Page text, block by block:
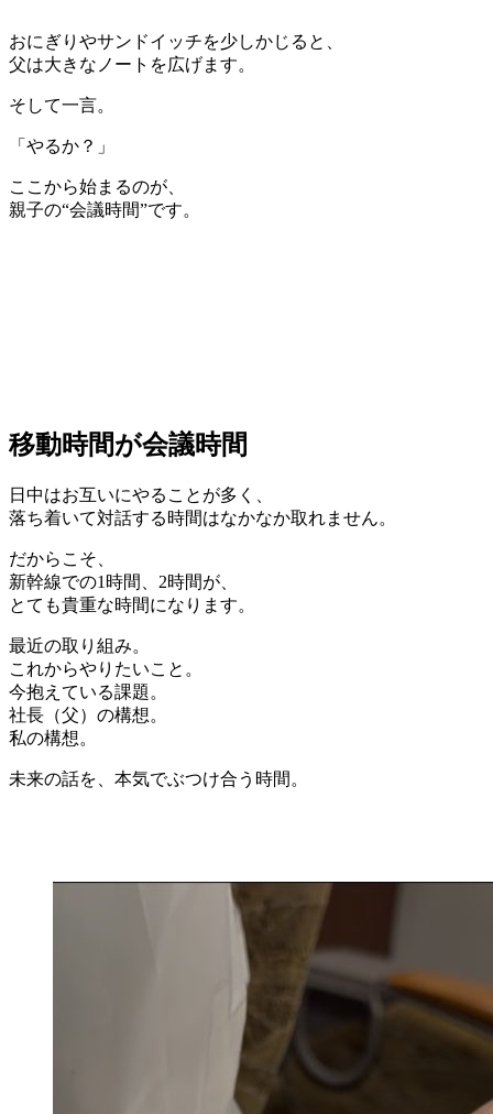
おにぎりやサンドイッチを少しかじると、
父は大きなノートを広げます。
そして一言。
「やるか？」
ここから始まるのが、
親子の“会議時間”です。
移動時間が会議時間
日中はお互いにやることが多く、
落ち着いて対話する時間はなかなか取れません。
だからこそ、
新幹線での1時間、2時間が、
とても貴重な時間になります。
最近の取り組み。
これからやりたいこと。
今抱えている課題。
社長（父）の構想。
私の構想。
未来の話を、本気でぶつけ合う時間。